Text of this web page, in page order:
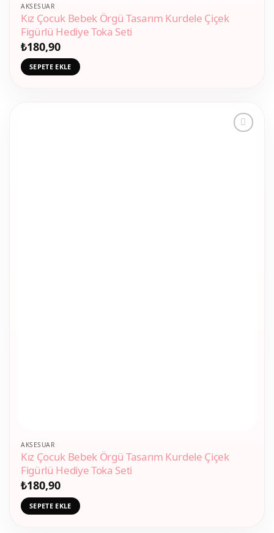
AKSESUAR
Kız Çocuk Bebek Örgü Tasarım Kurdele Çiçek
Figürlü Hediye Toka Seti
₺180,90
SEPETE EKLE
AKSESUAR
Kız Çocuk Bebek Örgü Tasarım Kurdele Çiçek
Figürlü Hediye Toka Seti
₺180,90
SEPETE EKLE